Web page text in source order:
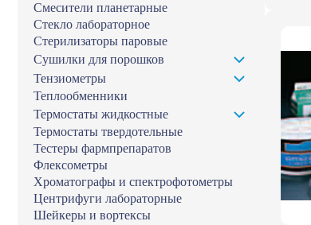
Смесители планетарные
Стекло лабораторное
Стерилизаторы паровые
Сушилки для порошков
Тензиометры
Теплообменники
Термостаты жидкостные
Термостаты твердотельные
Тестеры фармпрепаратов
Флексометры
Хроматографы и спектрофотометры
Центрифуги лабораторные
Шейкеры и вортексы